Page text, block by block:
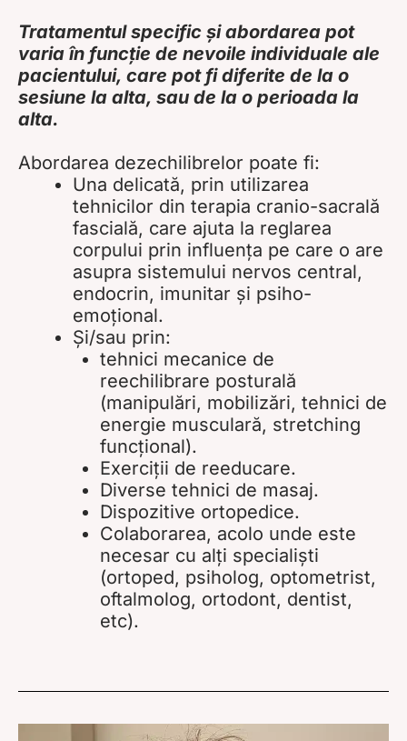
Tratamentul specific și abordarea pot
varia în funcție de nevoile individuale ale
pacientului, care pot fi diferite de la o
sesiune la alta, sau de la o perioada la
alta.
Abordarea dezechilibrelor poate fi:
Una delicată, prin utilizarea
tehnicilor din terapia cranio-sacrală
fascială, care ajuta la reglarea
corpului prin influența pe care o are
asupra sistemului nervos central,
endocrin, imunitar și psiho-
emoțional.
Și/sau prin:
tehnici mecanice de
reechilibrare posturală
(manipulări, mobilizări, tehnici de
energie musculară, stretching
funcțional).
Exerciții de reeducare.
Diverse tehnici de masaj.
Dispozitive ortopedice.
Colaborarea, acolo unde este
necesar cu alți specialiști
(ortoped, psiholog, optometrist,
oftalmolog, ortodont, dentist,
etc).